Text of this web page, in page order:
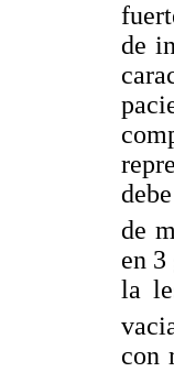
de
de
en 3
la
con